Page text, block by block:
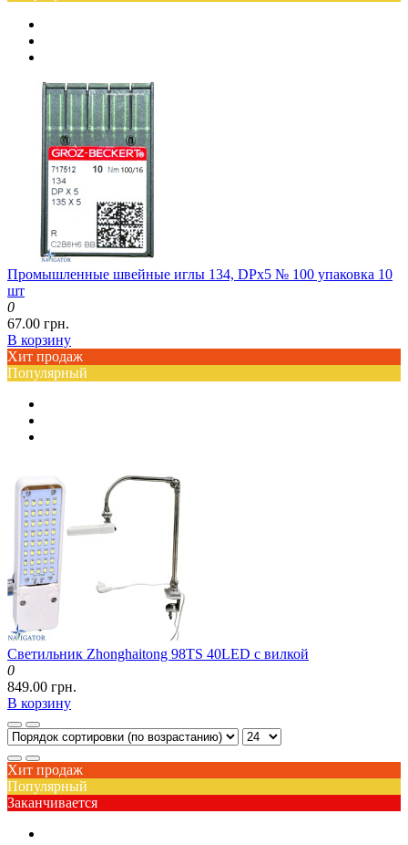
Промышленные швейные иглы 134, DPx5 № 100 упаковка 10
шт
0
67.00 грн.
В корзину
Хит продаж
Популярный
Светильник Zhonghaitong 98TS 40LED с вилкой
0
849.00 грн.
В корзину
Хит продаж
Популярный
Заканчивается